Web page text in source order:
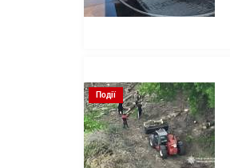
Події